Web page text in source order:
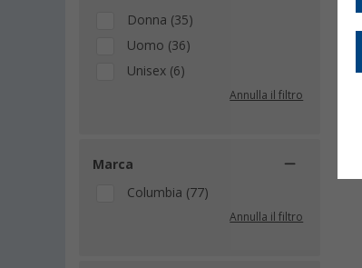
Donna (35)
Uomo (36)
Unisex (6)
Annulla il filtro
Marca
Columbia (77)
Annulla il filtro